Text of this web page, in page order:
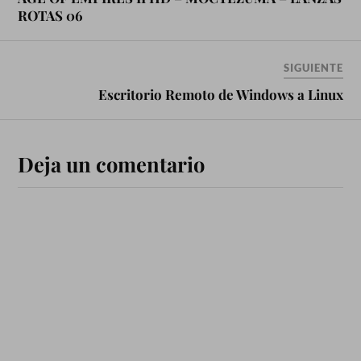
ROTAS 06
SIGUIENTE
Escritorio Remoto de Windows a Linux
Deja un comentario